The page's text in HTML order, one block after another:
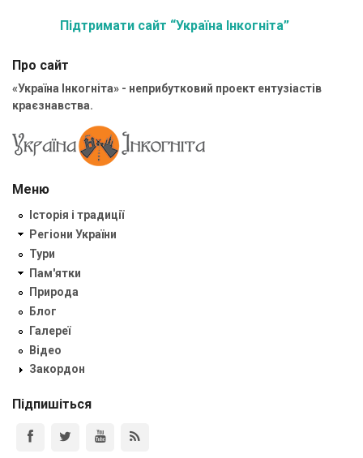
Підтримати сайт “Україна Інкогніта”
Про сайт
«Україна Інкогніта» - неприбутковий проект ентузіастів
краєзнавства.
Меню
Історія і традиції
Регіони України
Тури
Пам'ятки
Природа
Блог
Галереї
Відео
Закордон
Підпишіться